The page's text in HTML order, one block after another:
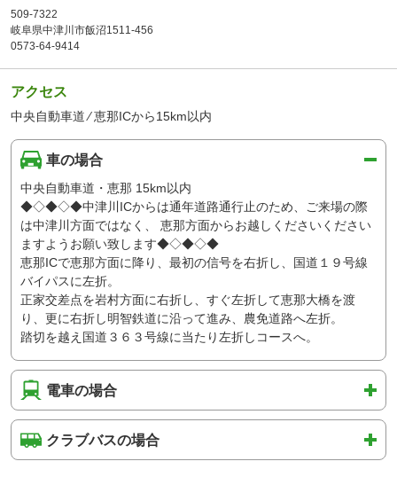
509-7322
岐阜県中津川市飯沼1511-456
0573-64-9414
アクセス
中央自動車道 ⁄ 恵那ICから15km以内
車の場合
中央自動車道・恵那 15km以内
◆◇◆◇◆中津川ICからは通年道路通行止のため、ご来場の際
は中津川方面ではなく、 恵那方面からお越しくださいください
ますようお願い致します◆◇◆◇◆
恵那ICで恵那方面に降り、最初の信号を右折し、国道１９号線
バイパスに左折。
正家交差点を岩村方面に右折し、すぐ左折して恵那大橋を渡
り、更に右折し明智鉄道に沿って進み、農免道路へ左折。
踏切を越え国道３６３号線に当たり左折しコースへ。
電車の場合
クラブバスの場合